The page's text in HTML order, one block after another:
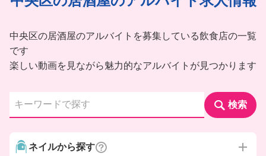
中央区の居酒屋のアルバイトを募集している飲食店の一覧
です
楽しい動画を見ながら魅力的なアルバイトが見つかります
検索
ネイルから探す